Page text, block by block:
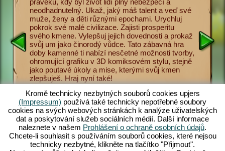
ženy
ze
neodhadnutelný. Ukaž, jaký máš talent a veď své
muže, ženy a děti různými epochami. Urychluj
pokrok své malé civilizace. Zajisti prosperitu
svého kmene. Vylepšuj jejich dovednosti a prokaž
svůj um jako činorodý vůdce. Tato zábavná hra
doby kamenné ti nabízí nesčetné možnosti tvorby,
ohromující grafiku v 3D komiksovém stylu, stejně
jako poutavé úkoly a mise, kterými svůj kmen
zlepšuješ. Hraj nyní také!
Game
hra.
Kromě technicky nezbytných souborů cookies upjers
(Impressum) používá také technicky nepotřebné soubory
cookies na svých webových stránkách k analýze uživatelských
dat a poskytování služeb sociálních médií. Další informace
naleznete v našem Prohlášení o ochraně osobních údajů.
Chcete-li souhlasit s používáním souborů cookies, které nejsou
technicky nezbytné, klikněte na tlačítko "Přijmout".